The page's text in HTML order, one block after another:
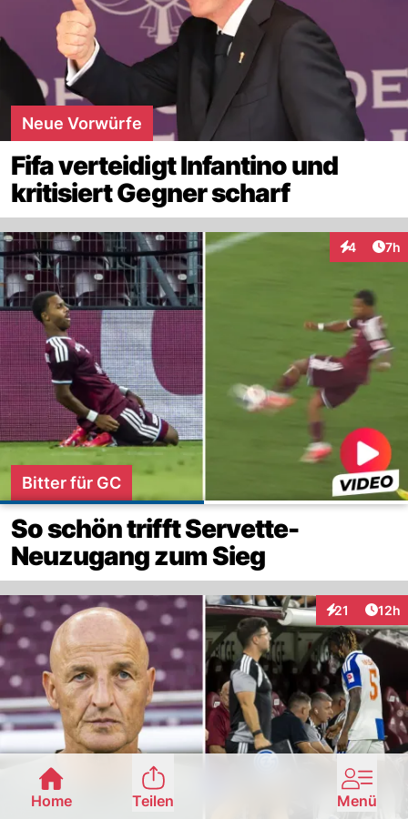
Neue Vorwürfe
Fifa verteidigt Infantino und
kritisiert Gegner scharf
4 7h
Bitter für GC
So schön trifft Servette-
Neuzugang zum Sieg
21
Interaktionen
12h
Home Teilen Menü